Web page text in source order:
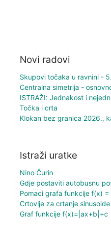
Novi radovi
Skupovi točaka u ravnini -
Centralna simetrija -
ISTRAŽI: Jednakost i
Točka i crta
Klokan bez granica 2026.,
Istraži uratke
Nino Čurin
Gdje postaviti autobusnu
Pomaci grafa funkcije f(x)
Crtovlje za crtanje
Graf funkcije f(x)=|ax+b|+c